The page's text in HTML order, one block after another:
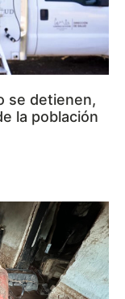
se detienen,
la población